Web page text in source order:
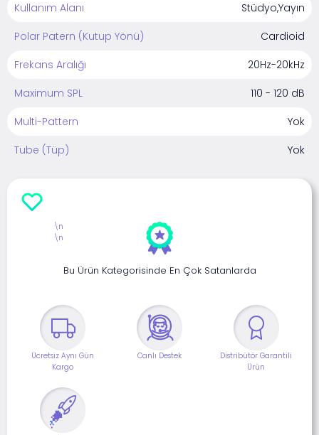
Kullanım Alanı
Stüdyo,Yayın
Polar Patern (Kutup Yönü)
Cardioid
Frekans Aralığı
20Hz-20kHz
Maximum SPL
110 - 120 dB
Multi-Pattern
Yok
Tube (Tüp)
Yok
Bu Ürün Kategorisinde En Çok Satanlarda
Ücretsiz Aynı Gün
Kargo
Canlı Destek
Distribütör Garantili
Ürün
\n
\n